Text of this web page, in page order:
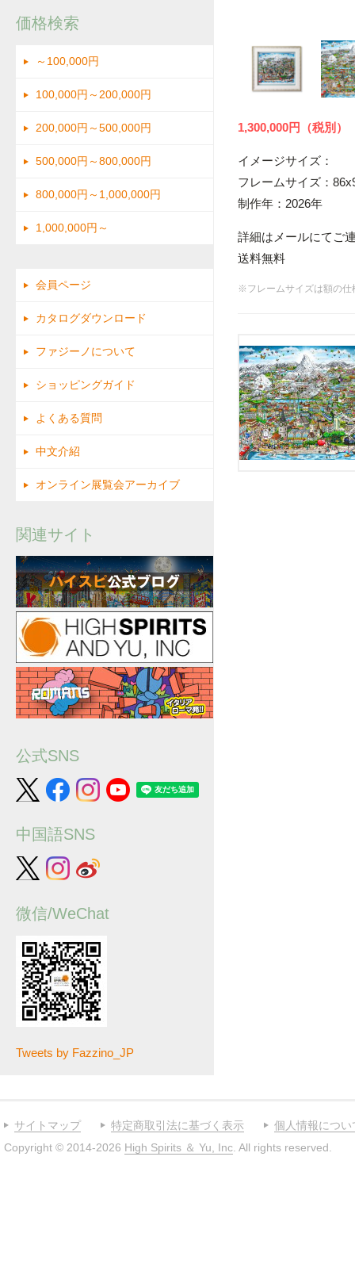
1,300,000円（税別）
イメージサイズ：
フレームサイズ：
制作年：2026年
詳細はメールにてご
送料無料
※フレームサイズは額の仕
価格検索
～100,000円
100,000円～200,000円
200,000円～500,000円
500,000円～800,000円
800,000円～1,000,000円
1,000,000円～
会員ページ
カタログダウンロード
ファジーノについて
ショッピングガイド
よくある質問
中文介紹
オンライン展覧会アーカイブ
関連サイト
公式SNS
中国語SNS
微信/WeChat
Tweets by Fazzino_JP
サイトマップ 特定商取引法に基づく表示
個人情報につい
Copyright © 2014-2026 High Spirits ＆ Yu, Inc . All rights reserved.